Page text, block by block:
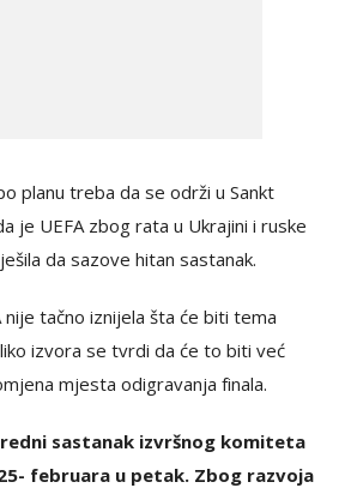
planu treba da se održi u Sankt
je UEFA zbog rata u Ukrajini i ruske
da sazove hitan sastanak.
nije tačno iznijela šta će biti tema
izvora se tvrdi da će to biti već
mjesta odigravanja finala.
sastanak izvršnog komiteta
februara u petak. Zbog razvoja